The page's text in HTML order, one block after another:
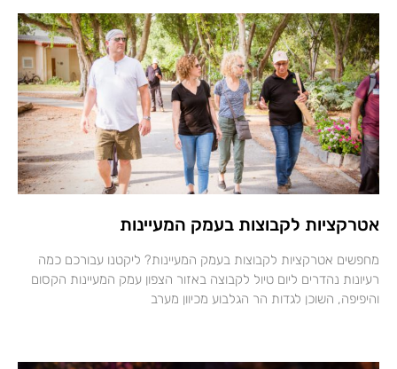
אטרקציות לקבוצות בעמק המעיינות
מחפשים אטרקציות לקבוצות בעמק המעיינות? ליקטנו עבורכם כמה
רעיונות נהדרים ליום טיול לקבוצה באזור הצפון עמק המעיינות הקסום
והיפיפה, השוכן לגדות הר הגלבוע מכיוון מערב